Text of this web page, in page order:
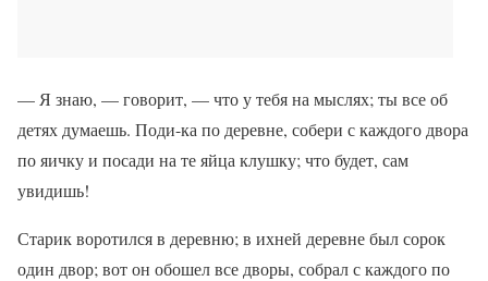
— Я знаю, — говорит, — что у тебя на мыслях; ты все об
детях думаешь. Поди-ка по деревне, собери с каждого двора
по яичку и посади на те яйца клушку; что будет, сам
увидишь!
Старик воротился в деревню; в ихней деревне был сорок
один двор; вот он обошел все дворы, собрал с каждого по